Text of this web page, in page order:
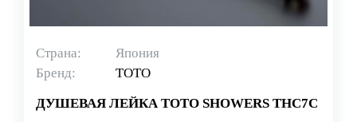
Страна:
Япония
Бренд:
TOTO
ДУШЕВАЯ ЛЕЙКА TOTO SHOWERS THC7C